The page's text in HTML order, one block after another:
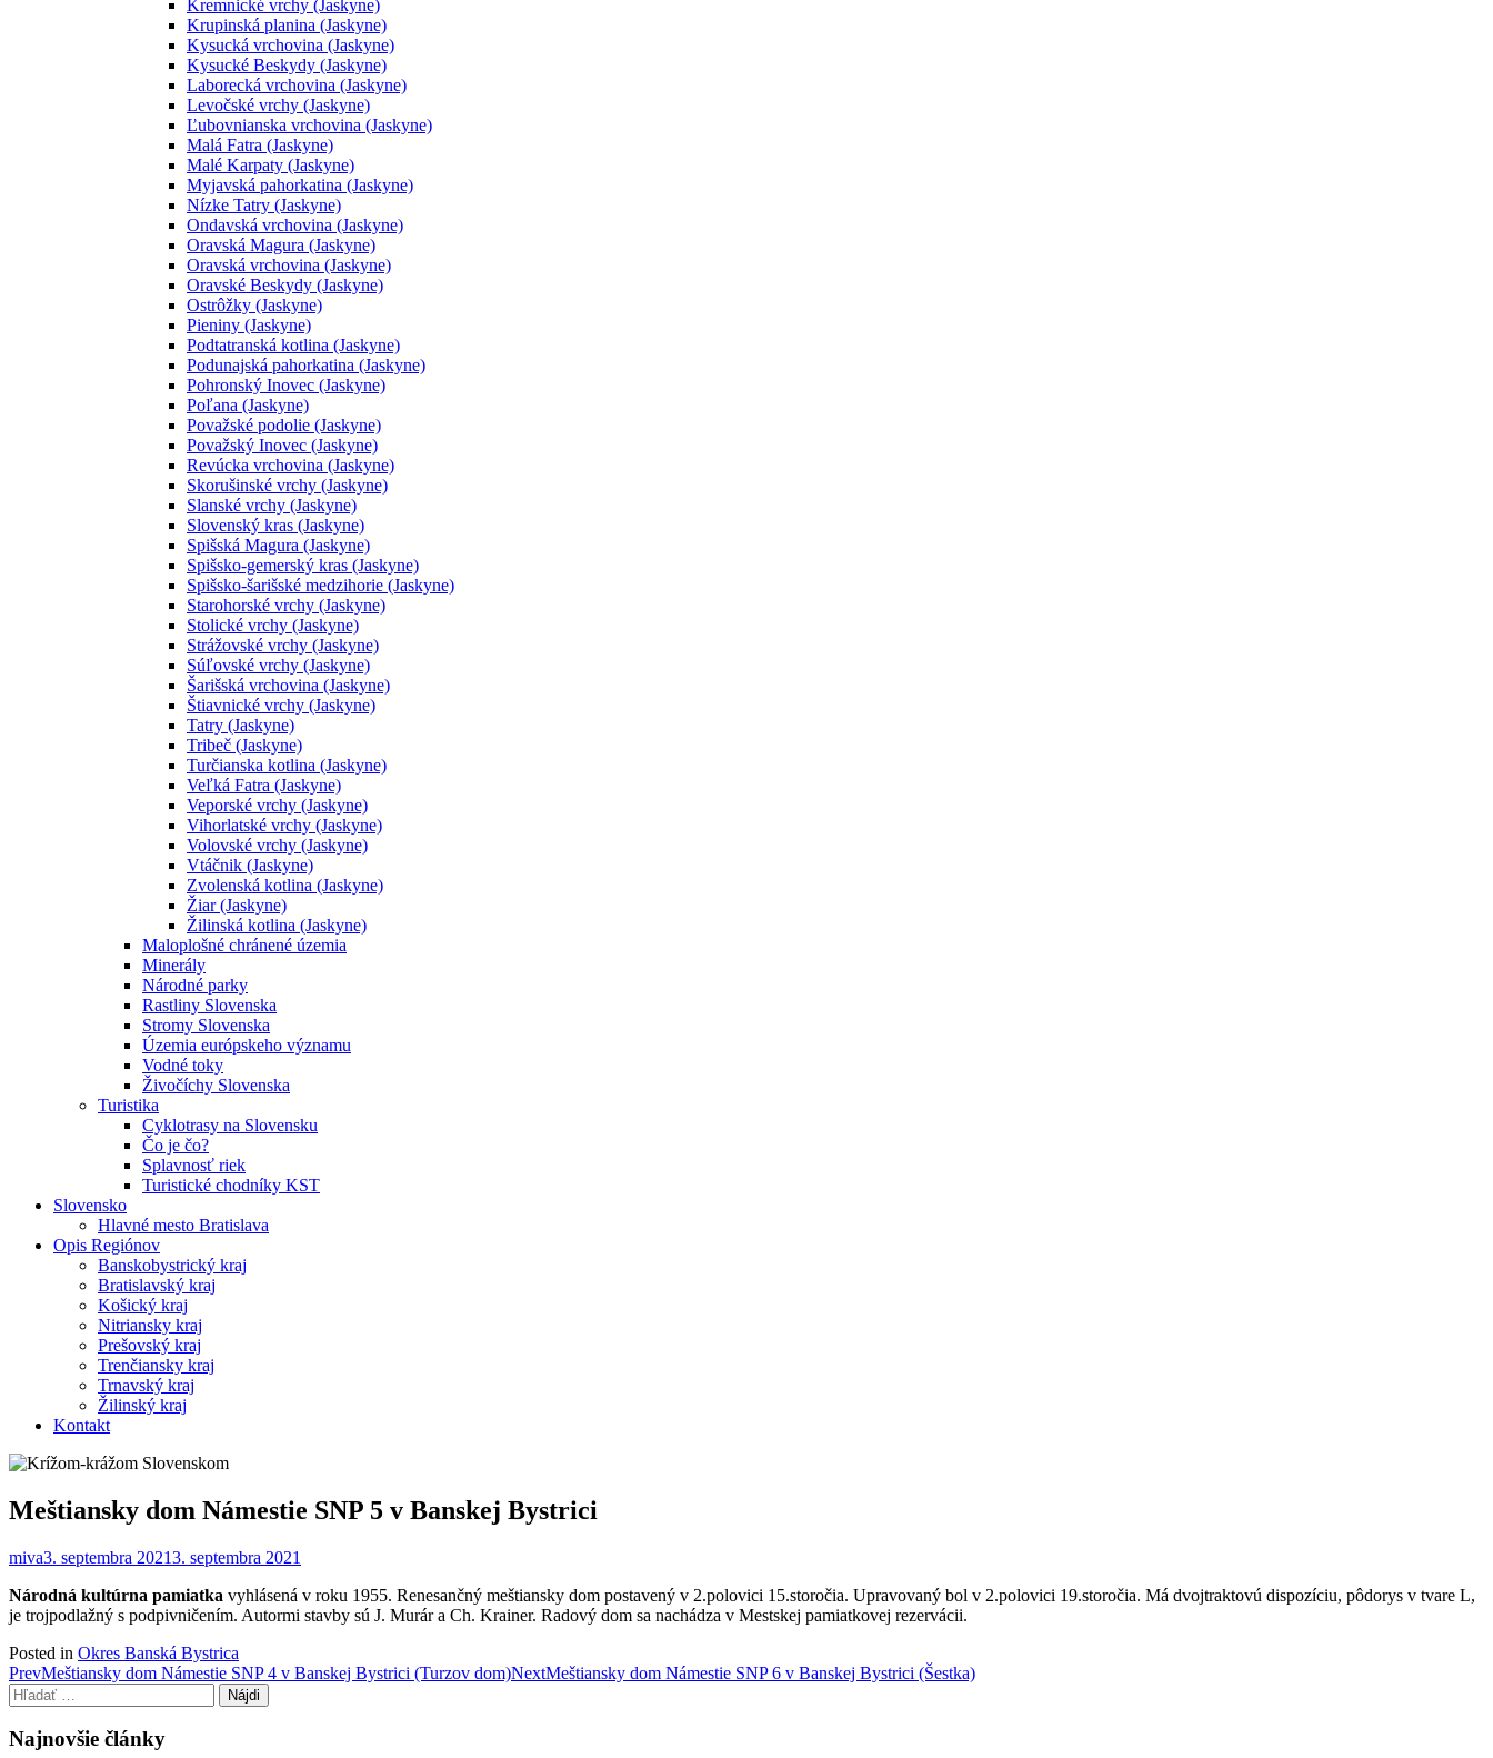
Kremnické vrchy (Jaskyne)
Krupinská planina (Jaskyne)
Kysucká vrchovina (Jaskyne)
Kysucké Beskydy (Jaskyne)
Laborecká vrchovina (Jaskyne)
Levočské vrchy (Jaskyne)
Ľubovnianska vrchovina (Jaskyne)
Malá Fatra (Jaskyne)
Malé Karpaty (Jaskyne)
Myjavská pahorkatina (Jaskyne)
Nízke Tatry (Jaskyne)
Ondavská vrchovina (Jaskyne)
Oravská Magura (Jaskyne)
Oravská vrchovina (Jaskyne)
Oravské Beskydy (Jaskyne)
Ostrôžky (Jaskyne)
Pieniny (Jaskyne)
Podtatranská kotlina (Jaskyne)
Podunajská pahorkatina (Jaskyne)
Pohronský Inovec (Jaskyne)
Poľana (Jaskyne)
Považské podolie (Jaskyne)
Považský Inovec (Jaskyne)
Revúcka vrchovina (Jaskyne)
Skorušinské vrchy (Jaskyne)
Slanské vrchy (Jaskyne)
Slovenský kras (Jaskyne)
Spišská Magura (Jaskyne)
Spišsko-gemerský kras (Jaskyne)
Spišsko-šarišské medzihorie (Jaskyne)
Starohorské vrchy (Jaskyne)
Stolické vrchy (Jaskyne)
Strážovské vrchy (Jaskyne)
Súľovské vrchy (Jaskyne)
Šarišská vrchovina (Jaskyne)
Štiavnické vrchy (Jaskyne)
Tatry (Jaskyne)
Tribeč (Jaskyne)
Turčianska kotlina (Jaskyne)
Veľká Fatra (Jaskyne)
Veporské vrchy (Jaskyne)
Vihorlatské vrchy (Jaskyne)
Volovské vrchy (Jaskyne)
Vtáčnik (Jaskyne)
Zvolenská kotlina (Jaskyne)
Žiar (Jaskyne)
Žilinská kotlina (Jaskyne)
Maloplošné chránené územia
Minerály
Národné parky
Rastliny Slovenska
Stromy Slovenska
Územia európskeho významu
Vodné toky
Živočíchy Slovenska
Turistika
Cyklotrasy na Slovensku
Čo je čo?
Splavnosť riek
Turistické chodníky KST
Slovensko
Hlavné mesto Bratislava
Opis Regiónov
Banskobystrický kraj
Bratislavský kraj
Košický kraj
Nitriansky kraj
Prešovský kraj
Trenčiansky kraj
Trnavský kraj
Žilinský kraj
Kontakt
Meštiansky dom Námestie SNP 5 v Banskej Bystrici
miva3. septembra 20213. septembra 2021
Národná kultúrna pamiatka vyhlásená v roku 1955. Renesančný meštiansky dom postavený v 2.polovici 15.storočia. Upravovaný bol v 2.polovici 19.storočia. Má dvojtraktovú dispozíciu, pôdorys v tvare L,
je trojpodlažný s podpivničením. Autormi stavby sú J. Murár a Ch. Krainer. Radový dom sa nachádza v Mestskej pamiatkovej rezervácii.
Posted in Okres Banská Bystrica
Post
navigation
PrevMeštiansky dom Námestie SNP 4 v Banskej Bystrici (Turzov dom)NextMeštiansky dom Námestie SNP 6 v Banskej Bystrici (Šestka)
Hľadať:
Najnovšie články